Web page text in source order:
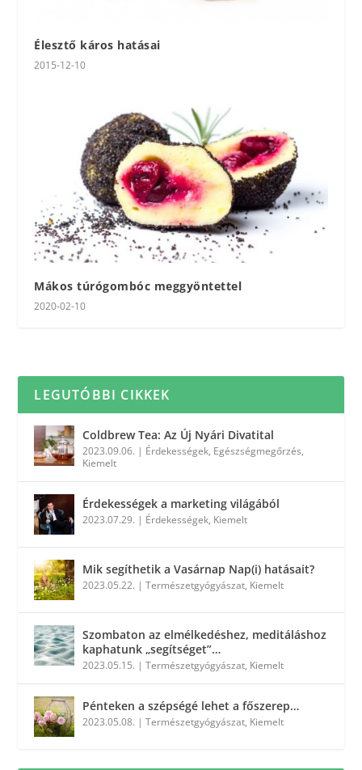
Élesztő káros hatásai
2015-12-10
Mákos túrógombóc meggyöntettel
2020-02-10
LEGUTÓBBI CIKKEK
Coldbrew Tea: Az Új Nyári Divatital
2023.09.06. | Érdekességek, Egészségmegőrzés,
Kiemelt
Érdekességek a marketing világából
2023.07.29. | Érdekességek, Kiemelt
Mik segíthetik a Vasárnap Nap(i) hatásait?
2023.05.22. |Természetgyógyászat, Kiemelt
Szombaton az elmélkedéshez, meditáláshoz
kaphatunk „segítséget”…
2023.05.15. |Természetgyógyászat, Kiemelt
Pénteken a szépségé lehet a főszerep…
2023.05.08. |Természetgyógyászat, Kiemelt